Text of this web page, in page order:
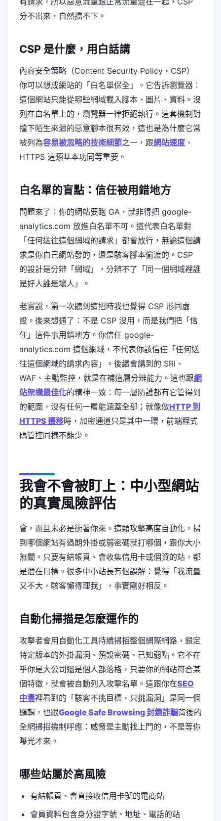
分不出來，自然擋不下。
CSP 是什麼，用白話講
內容安全策略（Content Security Policy，CSP）
你可以想成網站的「白名單保全」。它告訴瀏覽器：
這個網站只能從哪些網域載入腳本、圖片、資料。沒
列在白名單上的，瀏覽器一律拒絕執行。這套機制對
擋下陌生來源的惡意腳本很有效，這也是為什麼它常
被列為容易被忽略的技術細節之一，跟網站速度 、
HTTPS 這類基本功同等重要。
白名單的盲點：信任被用錯地方
問題來了：你的網站要跑 GA，就非得把 google-
analytics.com 放進白名單不可。這代表白名單對
「任何送往這個網域的請求」都會放行，無論這個請
求是你自己網站發的，還是駭客腳本偷渡的。CSP
的設計是分辨「網域」，分辨不了「同一個網域裡誰
是好人誰是壞人」。
老實說，第一次聽到這招時我也覺得 CSP 形同虛
設。後來想通了：不是 CSP 沒用，而是我們把「信
任」這件事用錯地方。你信任 google-
analytics.com 這個網域，不代表你該信任「任何送
往這個網域的請求內容」。後續會講到的 SRI、
WAF、主動監控，就是在補這層分辨能力。這也跟網
站架構最佳化的精神一致：每一層防護都有它管得到
的範圍，沒有任何一層能涵蓋全部；就像做HTTP 到
HTTPS 遷移時，加密通道只是其中一環，前端程式
碼管控同樣不能少。
我會不會被盯上：中小型網站
的真實風險評估
會，而且未必是衝著你來。這類攻擊高度自動化，掃
到哪個網站有過期外掛或弱密碼就打哪個，跟你大小
無關。只要有結帳頁、會收集信用卡或個資的站，都
是潛在目標。很多中小站長有個誤解：覺得「我流量
又不大，駭客懶得理我」，事實剛好相反。
自動化掃描是怎麼運作的
攻擊者會用自動化工具持續掃描整個網際網路，鎖定
特定版本的外掛漏洞、預設密碼、已知弱點。它不在
乎你是大公司還是個人部落格，只要你的網站符合某
個特徵，就會被自動列入攻擊名單。這跟你在SEO
中毒裡看到的「駭客不挑目標，只挑漏洞」是同一個
邏輯，也跟Google Safe Browsing 封鎖詐騙背後的
全網掃描機制呼應：威脅是主動找上門的，不是等你
曝光才來。
哪些站屬於高風險
有結帳頁、會直接收信用卡號的電商站
會員資料包含身分證字號、地址、電話的站